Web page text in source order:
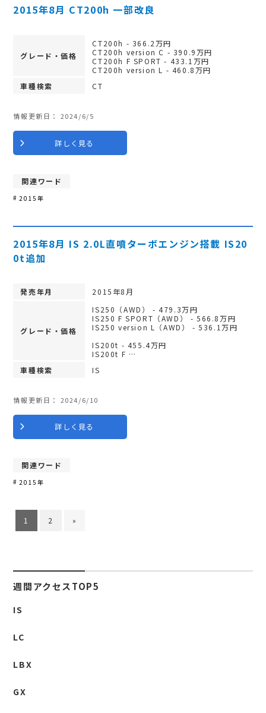
2015年8月 CT200h 一部改良
グレード・価格
CT200h - 366.2万円
CT200h version C - 390.9万円
CT200h F SPORT - 433.1万円
CT200h version L - 460.8万円
車種検索
CT
情報更新日： 2024/6/5
詳しく見る
関連ワード
2015年
2015年8月 IS 2.0L直噴ターボエンジン搭載 IS20
0t追加
発売年月 2015年8月
グレード・価格
IS250（AWD） - 479.3万円
IS250 F SPORT（AWD） - 566.8万円
IS250 version L（AWD） - 536.1万円
IS200t - 455.4万円
IS200t F …
車種検索
IS
情報更新日： 2024/6/10
詳しく見る
関連ワード
2015年
1 2 »
週間アクセスTOP5
IS
LC
LBX
GX